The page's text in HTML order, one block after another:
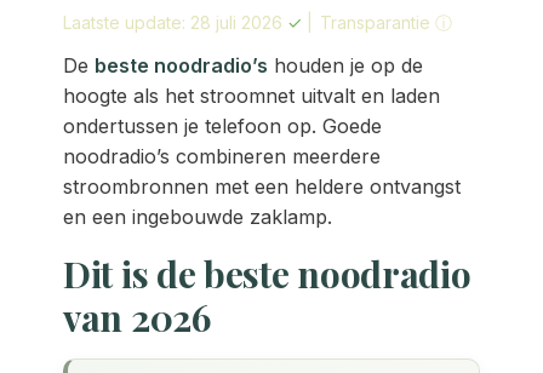
Laatste update: 28 juli 2026 ✓ Transparantie ⓘ
De beste noodradio’s houden je op de
hoogte als het stroomnet uitvalt en laden
ondertussen je telefoon op. Goede
noodradio’s combineren meerdere
stroombronnen met een heldere ontvangst
en een ingebouwde zaklamp.
Dit is de beste noodradio
van 2026